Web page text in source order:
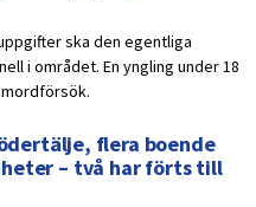
ska den egentliga
i området. En yngling under 18
flera boende
– två har förts till